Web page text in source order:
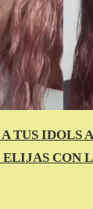
TUS IDOLS
CON